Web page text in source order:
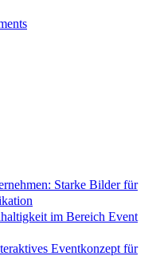
Starke Bilder für
im Bereich Event
Eventkonzept für